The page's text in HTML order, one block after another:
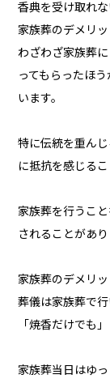
香典を受け取れな
家族葬のデメリ
わざわざ家族葬
ってもらったほ
います。
特に伝統を重ん
に抵抗を感じるこ
家族葬を行うこ
されることがあり
家族葬のデメリ
葬儀は家族葬で
「焼香だけでも
家族葬当日はゆ